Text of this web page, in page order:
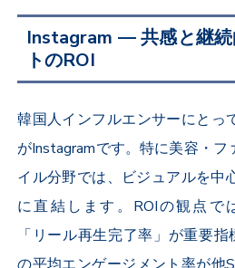
Instagram ― 共感と継
トのROI
韓国人インフルエンサーにとっ
がInstagramです。特に美容・フ
イル分野では、ビジュアルを中
に直結します。ROIの観点で
「リール再生完了率」が重要